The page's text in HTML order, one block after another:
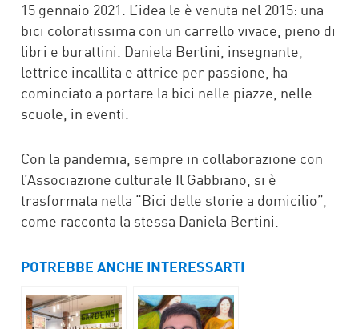
15 gennaio 2021. L’idea le è venuta nel 2015: una
bici coloratissima con un carrello vivace, pieno di
libri e burattini. Daniela Bertini, insegnante,
lettrice incallita e attrice per passione, ha
cominciato a portare la bici nelle piazze, nelle
scuole, in eventi.
Con la pandemia, sempre in collaborazione con
l’Associazione culturale Il Gabbiano, si è
trasformata nella “Bici delle storie a domicilio”,
come racconta la stessa Daniela Bertini.
POTREBBE ANCHE INTERESSARTI